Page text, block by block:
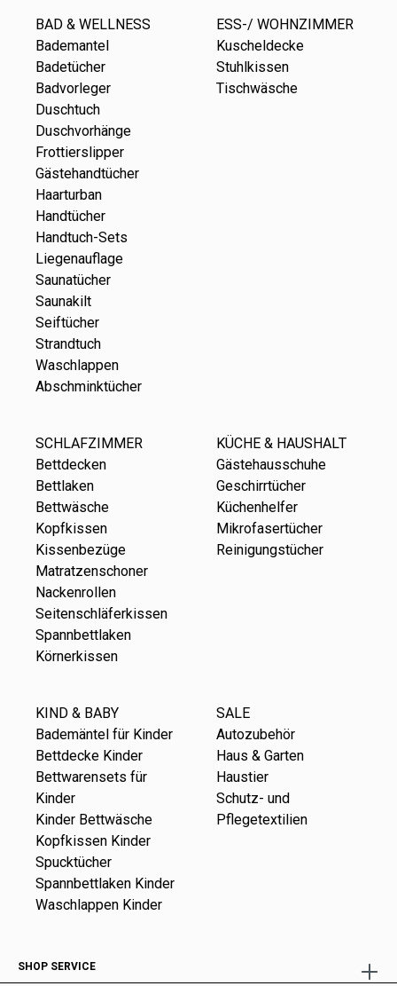
BAD & WELLNESS
Bademantel
Badetücher
Badvorleger
Duschtuch
Duschvorhänge
Frottierslipper
Gästehandtücher
Haarturban
Handtücher
Handtuch-Sets
Liegenauflage
Saunatücher
Saunakilt
Seiftücher
Strandtuch
Waschlappen
Abschminktücher
ESS-/ WOHNZIMMER
Kuscheldecke
Stuhlkissen
Tischwäsche
SCHLAFZIMMER
Bettdecken
Bettlaken
Bettwäsche
Kopfkissen
Kissenbezüge
Matratzenschoner
Nackenrollen
Seitenschläferkissen
Spannbettlaken
Körnerkissen
KÜCHE & HAUSHALT
Gästehausschuhe
Geschirrtücher
Küchenhelfer
Mikrofasertücher
Reinigungstücher
KIND & BABY
Bademäntel für Kinder
Bettdecke Kinder
Bettwarensets für
Kinder
Kinder Bettwäsche
Kopfkissen Kinder
Spucktücher
Spannbettlaken Kinder
Waschlappen Kinder
SALE
Autozubehör
Haus & Garten
Haustier
Schutz- und
Pflegetextilien
SHOP SERVICE